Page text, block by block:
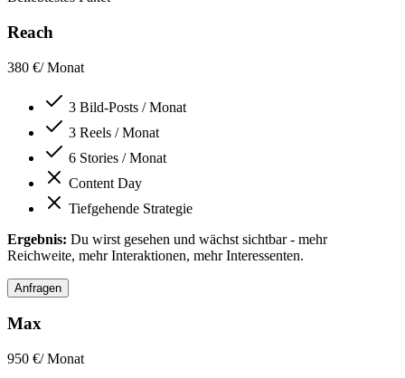
Reach
380 €/ Monat
3 Bild-Posts / Monat
3 Reels / Monat
6 Stories / Monat
Content Day
Tiefgehende Strategie
Ergebnis: Du wirst gesehen und wächst sichtbar - mehr
Reichweite, mehr Interaktionen, mehr Interessenten.
Anfragen
Max
950 €/ Monat